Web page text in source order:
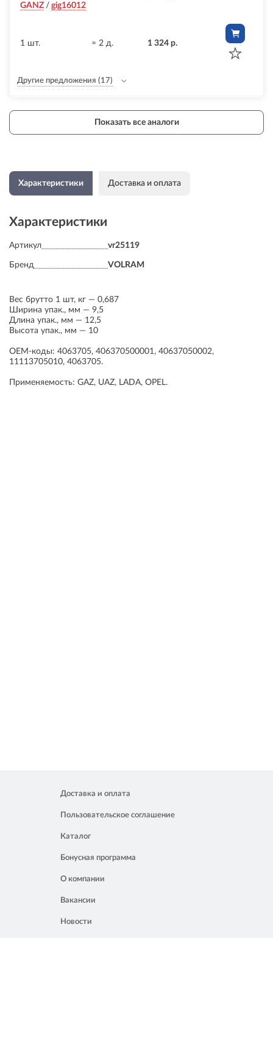
GANZ / gig16012
1 шт. ≈ 2 д. 1 324 р.
Другие предложения (17)
Показать все аналоги
Характеристики Доставка и оплата
Характеристики
Артикул vr25119
Бренд VOLRAM
Вес брутто 1 шт, кг — 0,687
Ширина упак., мм — 9,5
Длина упак., мм — 12,5
Высота упак., мм — 10
OEM-коды: 4063705, 406370500001, 40637050002,
11113705010, 4063705.
Применяемость: GAZ, UAZ, LADA, OPEL.
Доставка и оплата
Пользовательское соглашение
Каталог
Бонусная программа
О компании
Вакансии
Новости